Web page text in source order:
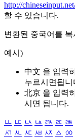
http://
할 수 있습니다.
변환된 중국어를
예시)
中文 을 입력
누르시면됩니
北京 을 입력
시면 됩니다.
ㅥ ㅦ ㅧ ㅨ ㅩ ㅪ ㅫ
ㅺ ㅻ ㅼ ㅽ ㅾ ㅿ ㆀ